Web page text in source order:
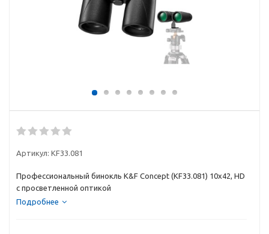
Артикул: KF33.081
Профессиональный бинокль K&F Concept (KF33.081) 10x42, HD
с просветленной оптикой
Подробнее